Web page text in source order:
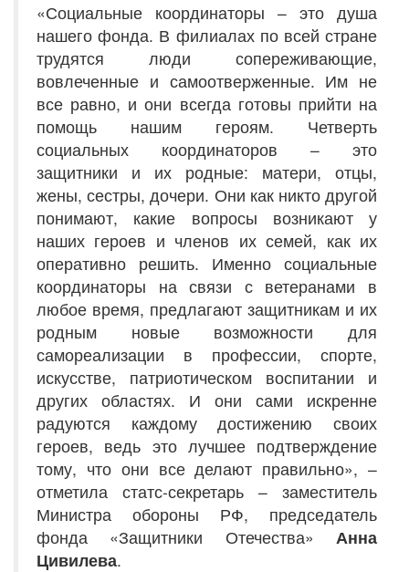
«Социальные координаторы – это душа
нашего фонда. В филиалах по всей стране
трудятся люди сопереживающие,
вовлеченные и самоотверженные. Им не
все равно, и они всегда готовы прийти на
помощь нашим героям. Четверть
социальных координаторов – это
защитники и их родные: матери, отцы,
жены, сестры, дочери. Они как никто другой
понимают, какие вопросы возникают у
наших героев и членов их семей, как их
оперативно решить. Именно социальные
координаторы на связи с ветеранами в
любое время, предлагают защитникам и их
родным новые возможности для
самореализации в профессии, спорте,
искусстве, патриотическом воспитании и
других областях. И они сами искренне
радуются каждому достижению своих
героев, ведь это лучшее подтверждение
тому, что они все делают правильно», –
отметила статс-секретарь – заместитель
Министра обороны РФ, председатель
фонда «Защитники Отечества» Анна
Цивилева.